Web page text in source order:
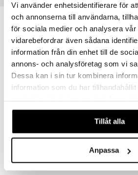
Vi använder enhetsidentifierare för
och annonserna till användarna,
för sociala medier och analysera
vidarebefordrar även sådana
information från din enhet till de
annons- och analysföretag som vi
Dessa kan i sin tur kombinera
information som du har
våra cookies vid fortsatt
Tillåt alla
Anpassa
LÖWENGRIP
11,95